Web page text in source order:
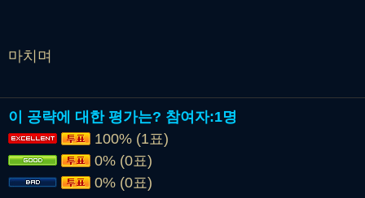
마치며
이 공략에 대한 평가는? 참여자:1명
100% (1표)
0% (0표)
0% (0표)